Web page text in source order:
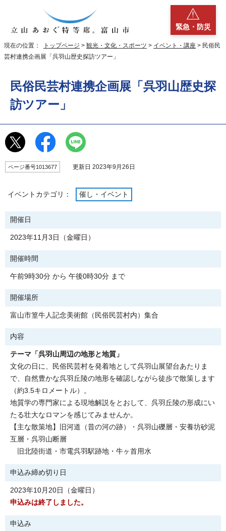
緊急・防災
現在の位置： トップページ > 観光・文化・スポーツ > イベント・講座 > 民俗民
芸村連携企画展「呉羽山歴史探訪ツアー」
民俗民芸村連携企画展「呉羽山歴史探
訪ツアー」
ページ番号1013677 更新日 2023年9月26日
イベントカテゴリ： 催し・イベント
開催日
2023年11月3日（金曜日）
開催時間
午前9時30分 から 午後0時30分 まで
開催場所
富山市篁牛人記念美術館（民俗民芸村内）集合
内容
テーマ「呉羽山周辺の地形と地質」
文化の日に、民俗民芸村を発着地として呉羽山展望台あたりま
で、自然豊かな呉羽丘陵の地形を確認しながら徒歩で散策します
（約3.5キロメートル）。
地質学の専門家による現地解説をとおして、呉羽丘陵の形成にい
たる壮大なロマンを感じてみませんか。
【主な散策地】旧河道（昔の河の跡）・呉羽山礫層・安養坊砂泥
互層・呉羽山断層
旧北陸街道・市電呉羽駅跡地・牛ヶ首用水
申込み締め切り日
2023年10月20日（金曜日）
申込みは終了しました。
申込み